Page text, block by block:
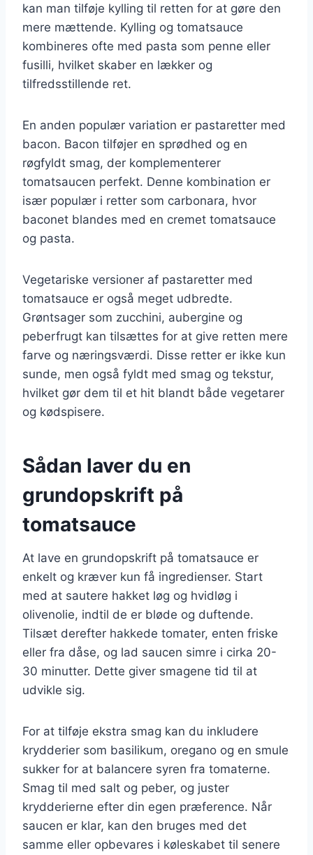
kan man tilføje kylling til retten for at gøre den
mere mættende. Kylling og tomatsauce
kombineres ofte med pasta som penne eller
fusilli, hvilket skaber en lækker og
tilfredsstillende ret.
En anden populær variation er pastaretter med
bacon. Bacon tilføjer en sprødhed og en
røgfyldt smag, der komplementerer
tomatsaucen perfekt. Denne kombination er
især populær i retter som carbonara, hvor
baconet blandes med en cremet tomatsauce
og pasta.
Vegetariske versioner af pastaretter med
tomatsauce er også meget udbredte.
Grøntsager som zucchini, aubergine og
peberfrugt kan tilsættes for at give retten mere
farve og næringsværdi. Disse retter er ikke kun
sunde, men også fyldt med smag og tekstur,
hvilket gør dem til et hit blandt både vegetarer
og kødspisere.
Sådan laver du en
grundopskrift på
tomatsauce
At lave en grundopskrift på tomatsauce er
enkelt og kræver kun få ingredienser. Start
med at sautere hakket løg og hvidløg i
olivenolie, indtil de er bløde og duftende.
Tilsæt derefter hakkede tomater, enten friske
eller fra dåse, og lad saucen simre i cirka 20-
30 minutter. Dette giver smagene tid til at
udvikle sig.
For at tilføje ekstra smag kan du inkludere
krydderier som basilikum, oregano og en smule
sukker for at balancere syren fra tomaterne.
Smag til med salt og peber, og juster
krydderierne efter din egen præference. Når
saucen er klar, kan den bruges med det
samme eller opbevares i køleskabet til senere